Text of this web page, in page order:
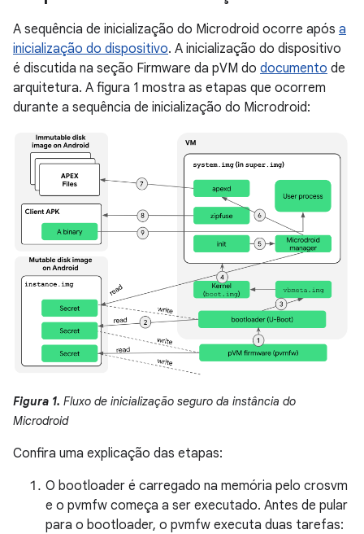
A sequência de inicialização do Microdroid ocorre após a
inicialização do dispositivo. A inicialização do dispositivo
é discutida na seção Firmware da pVM do documento de
arquitetura. A figura 1 mostra as etapas que ocorrem
durante a sequência de inicialização do Microdroid:
Figura 1. Fluxo de inicialização seguro da instância do
Microdroid
Confira uma explicação das etapas:
O bootloader é carregado na memória pelo crosvm
e o pvmfw começa a ser executado. Antes de pular
para o bootloader, o pvmfw executa duas tarefas: